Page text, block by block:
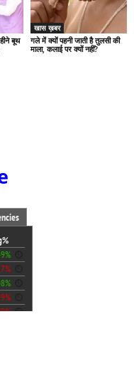
बूथ
खास ख़बर
गले में क्यों पहनी जाती है तुलसी की
माला, कलाई पर क्यों नहीं?